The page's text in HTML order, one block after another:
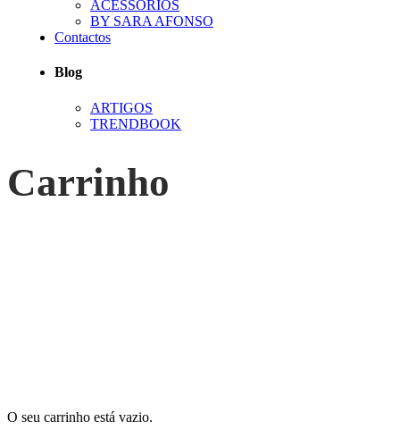
ACESSÓRIOS
BY SARA AFONSO
Contactos
Blog
ARTIGOS
TRENDBOOK
Carrinho
O seu carrinho está vazio.